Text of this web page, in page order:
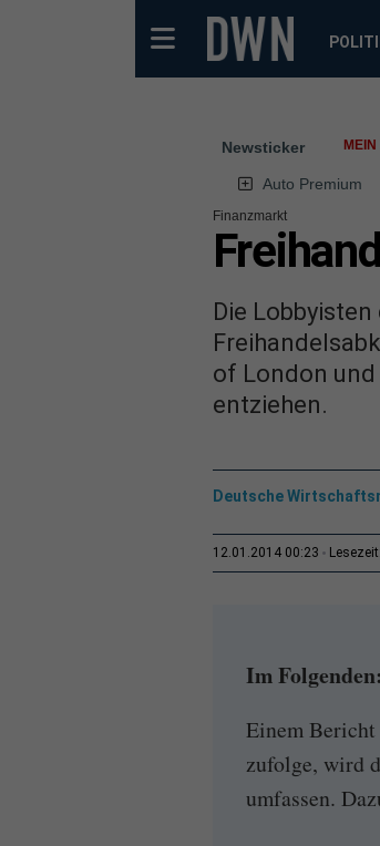
Newsticker
Auto Premium
Finanzmarkt
Die
of London und
entziehen.
Deutsche
12.01.2014 00:23 Lesezeit:
Im Folgenden:
Einem
zufolge, wird
umfassen.